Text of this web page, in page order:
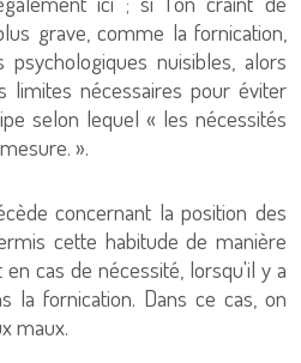
grave, comme la fornication,
nuisibles, alors
nécessaires pour éviter
selon lequel « les nécessités
».
concernant la position des
cette habitude de manière
cas de nécessité, lorsqu'il y a
la fornication. Dans ce cas, on
maux.